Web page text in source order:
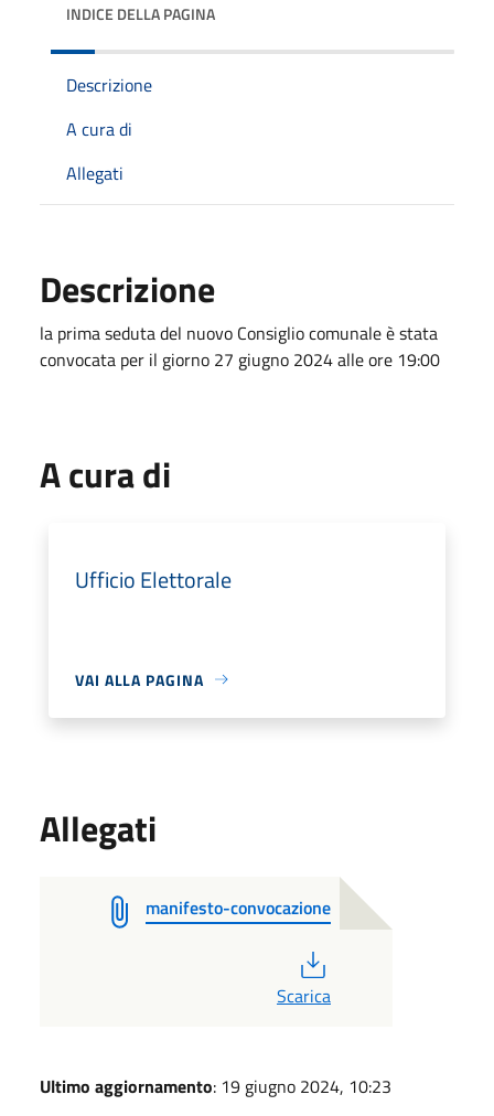
INDICE DELLA PAGINA
Descrizione
A cura di
Allegati
Descrizione
la prima seduta del nuovo Consiglio comunale è stata
convocata per il giorno 27 giugno 2024 alle ore 19:00
A cura di
Ufficio Elettorale
VAI ALLA PAGINA
Allegati
manifesto-convocazione
Scarica
Ultimo aggiornamento: 19 giugno 2024, 10:23